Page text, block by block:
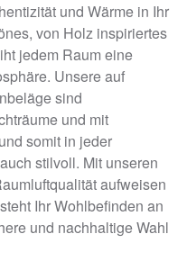
und Wärme in Ihr
von Holz inspiriertes
jedem Raum eine
Unsere auf
sind
und mit
somit in jeder
stilvoll. Mit unseren
aufweisen
Ihr Wohlbefinden an
und nachhaltige Wahl